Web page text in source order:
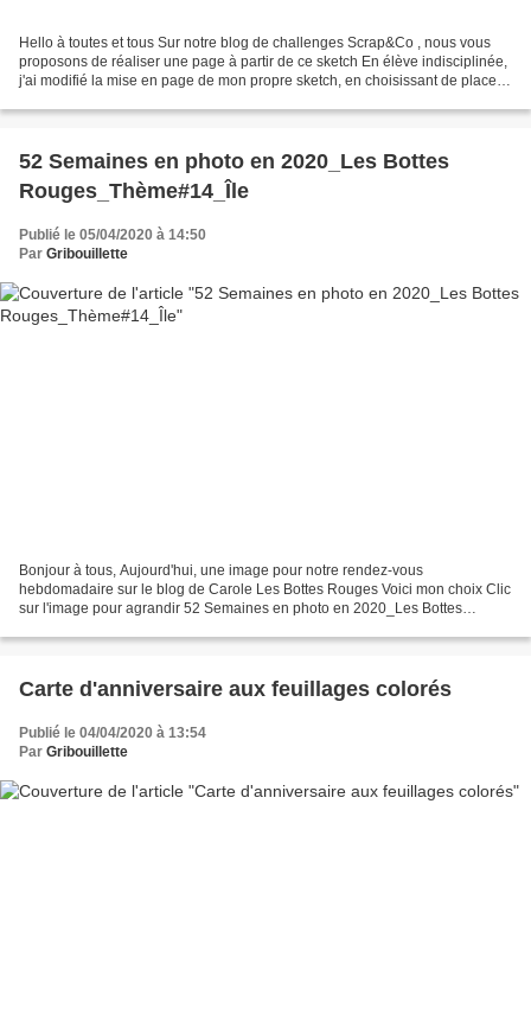
Hello à toutes et tous Sur notre blog de challenges Scrap&Co , nous vous
proposons de réaliser une page à partir de ce sketch En élève indisciplinée,
j'ai modifié la mise en page de mon propre sketch, en choisissant de placer
52 Semaines en photo en 2020_Les Bottes
Rouges_Thème#14_Île
Publié le 05/04/2020 à 14:50
Par Gribouillette
Bonjour à tous, Aujourd'hui, une image pour notre rendez-vous
hebdomadaire sur le blog de Carole Les Bottes Rouges Voici mon choix Clic
sur l'image pour agrandir 52 Semaines en photo en 2020_Les Bottes
Carte d'anniversaire aux feuillages colorés
Publié le 04/04/2020 à 13:54
Par Gribouillette